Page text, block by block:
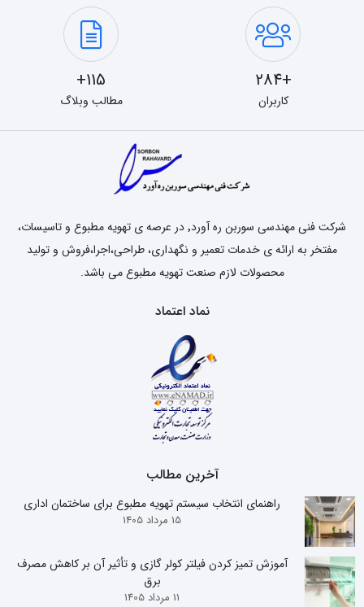
+284
کاربران
115+
مطالب وبلاگ
شرکت فنی مهندسی سوربن ره آورد٬ در عرصه ی تهویه مطبوع و تاسیسات،
مفتخر به ارائه ی خدمات تعمیر و نگهداری، طراحی،اجرا،فروش و تولید
محصولات لازم صنعت تهویه مطبوع می باشد.
نماد اعتماد
آخرین مطالب
راهنمای انتخاب سیستم تهویه مطبوع برای ساختمان اداری
15 مرداد 1405
آموزش تمیز کردن فیلتر کولر گازی و تأثیر آن بر کاهش مصرف
برق
11 مرداد 1405